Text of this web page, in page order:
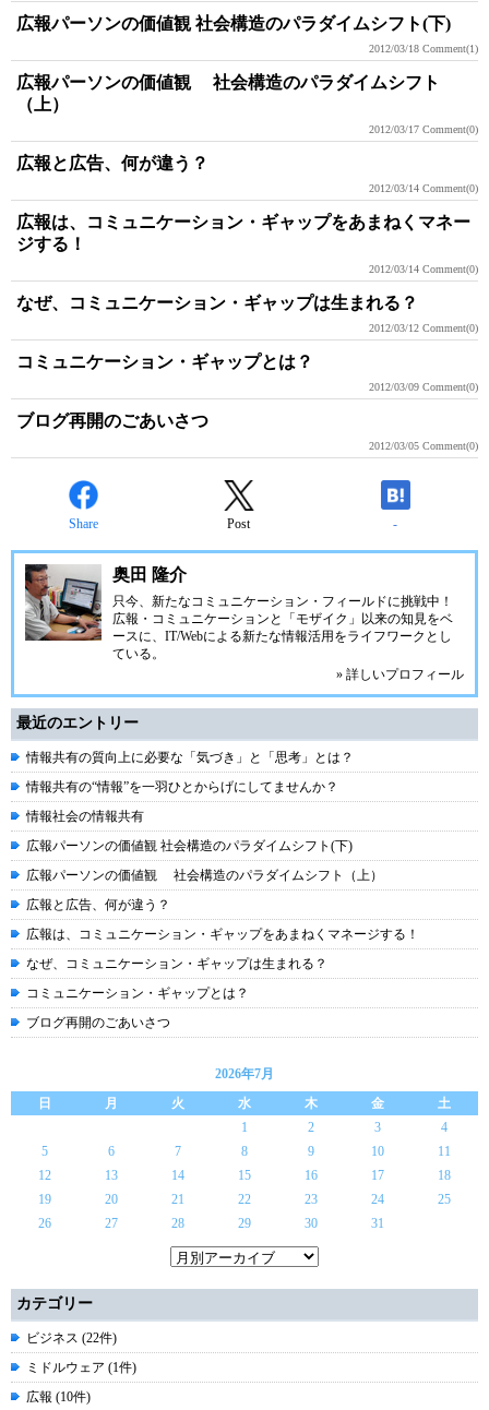
広報パーソンの価値観 社会構造のパラダイムシフト(下)
2012/03/18 Comment(1)
広報パーソンの価値観 社会構造のパラダイムシフト
（上）
2012/03/17 Comment(0)
広報と広告、何が違う？
2012/03/14 Comment(0)
広報は、コミュニケーション・ギャップをあまねくマネー
ジする！
2012/03/14 Comment(0)
なぜ、コミュニケーション・ギャップは生まれる？
2012/03/12 Comment(0)
コミュニケーション・ギャップとは？
2012/03/09 Comment(0)
ブログ再開のごあいさつ
2012/03/05 Comment(0)
Share Post -
奥田 隆介
只今、新たなコミュニケーション・フィールドに挑戦中！
広報・コミュニケーションと「モザイク」以来の知見をベ
ースに、IT/Webによる新たな情報活用をライフワークとし
ている。
» 詳しいプロフィール
最近のエントリー
情報共有の質向上に必要な「気づき」と「思考」とは？
情報共有の“情報”を一羽ひとからげにしてませんか？
情報社会の情報共有
広報パーソンの価値観 社会構造のパラダイムシフト(下)
広報パーソンの価値観 社会構造のパラダイムシフト（上）
広報と広告、何が違う？
広報は、コミュニケーション・ギャップをあまねくマネージする！
なぜ、コミュニケーション・ギャップは生まれる？
コミュニケーション・ギャップとは？
ブログ再開のごあいさつ
2026年7月
日
月 火 水 木 金
土
1
2 3
4
5
6 7 8 9 10
11
12
13 14 15 16 17
18
19
20 21 22 23 24
25
26
27 28 29 30 31
カテゴリー
ビジネス (22件)
ミドルウェア (1件)
広報 (10件)